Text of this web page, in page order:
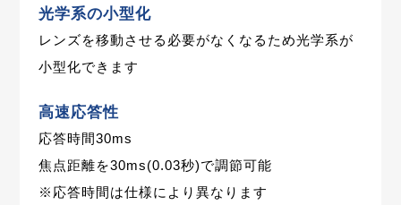
光学系の小型化
レンズを移動させる必要がなくなるため光学系が
小型化できます
高速応答性
応答時間30ms
焦点距離を30ms(0.03秒)で調節可能
※応答時間は仕様により異なります